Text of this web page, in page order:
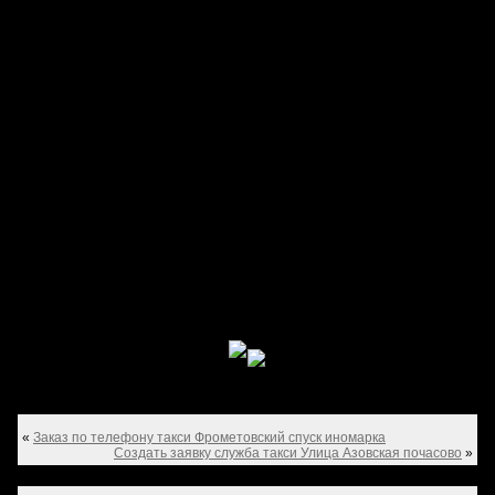
« Заказ по телефону такси Фрометовский спуск иномарка
Создать заявку служба такси Улица Азовская почасово »